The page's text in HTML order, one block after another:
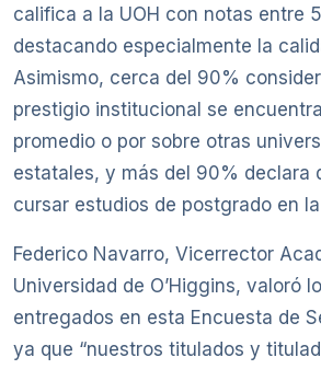
califica a la UOH con notas entre
destacando especialmente la
Asimismo, cerca del 90%
prestigio institucional se
promedio o por sobre otras
estatales, y más del 90% declara
cursar estudios de postgrado en
Federico Navarro, Vicerrector
Universidad de O’Higgins, valoró
entregados en esta Encuesta de
ya que “nuestros titulados y